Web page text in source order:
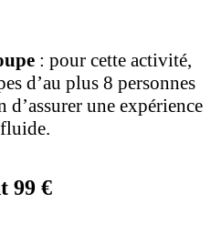
: pour cette activité,
d’au plus 8 personnes
une expérience
99 €